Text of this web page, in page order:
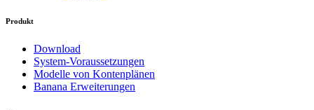
Produkt
Download
System-Voraussetzungen
Modelle von Kontenplänen
Banana Erweiterungen